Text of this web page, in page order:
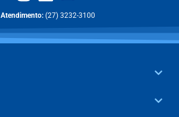
Atendimento: (27) 3232-3100